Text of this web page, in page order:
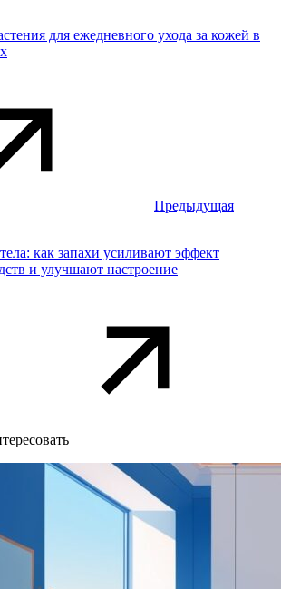
для ежедневного ухода за кожей в
Предыдущая
как запахи усиливают эффект
и улучшают настроение